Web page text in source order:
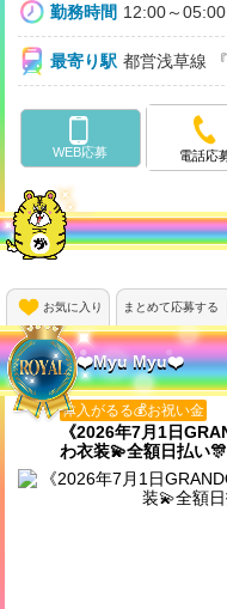
勤務時間 12:00～05:00
最寄り駅 都営浅草線 『
WEB応募 電話応
お気に入り まとめて応募する
❤️Myu Myu❤️
体入がるる💰お祝い金
《2026年7月1日
わ衣装💫全額日払い